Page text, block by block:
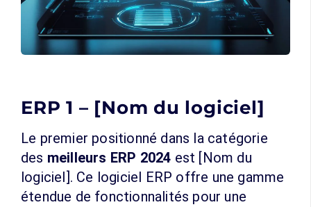
ERP 1 – [Nom du logiciel]
Le premier positionné dans la catégorie
des meilleurs ERP 2024 est [Nom du
logiciel]. Ce logiciel ERP offre une gamme
étendue de fonctionnalités pour une